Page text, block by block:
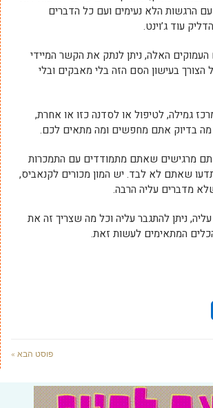
הרגשות הלא נעימים ועם כל הדברים
עוד ג’וינט.
העמוקים האלה, ניתן לנתק את הקשר המיידי
הצורך בעישון הסם הזה בלי מאבקים ובלי
גמילה, לטיפול או לסדנה כזו או אחרת,
מה בדיוק אתם מחפשים ומה מתאים לכם.
מרגישים שאתם מתמודדים עם התמכרות
שאתם לא לבד. יש המון מכורים לקנאביס,
מדברים עליה הרבה.
ניתן להתגבר עליה וכל מה שצריך זה את
המתאימים לעשות זאת.
פוסט הבא »